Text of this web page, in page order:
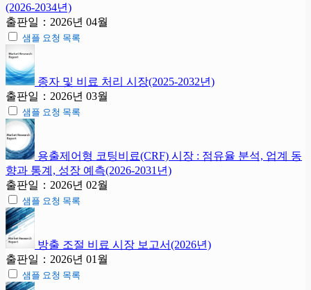
(2026-2034년)
출판일：2026년 04월
샘플 요청 목록
종자 및 비료 처리 시장(2025-2032년)
출판일：2026년 03월
샘플 요청 목록
용출제어형 코팅비료(CRF) 시장 : 점유율 분석, 업계 동
향과 통계, 성장 예측(2026-2031년)
출판일：2026년 02월
샘플 요청 목록
방출 조절 비료 시장 보고서(2026년)
출판일：2026년 01월
샘플 요청 목록